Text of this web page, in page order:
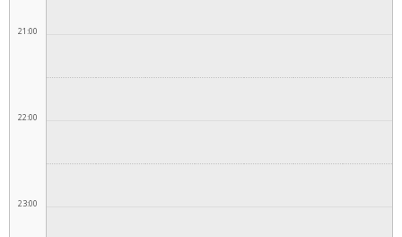
21:00
22:00
23:00